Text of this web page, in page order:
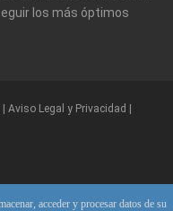
los más óptimos
Aviso Legal y Privacidad
acceder y procesar datos de su